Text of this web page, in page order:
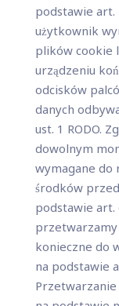
podstawie art.
użytkownik
plików cookie
urządzeniu
odcisków
danych
ust. 1 RODO.
dowolnym
wymagane do
środków
podstawie art.
konieczne do
na podstawie
Przetwarzanie